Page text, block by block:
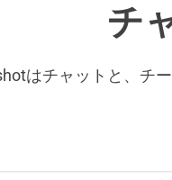
チ
はチャットと、チ